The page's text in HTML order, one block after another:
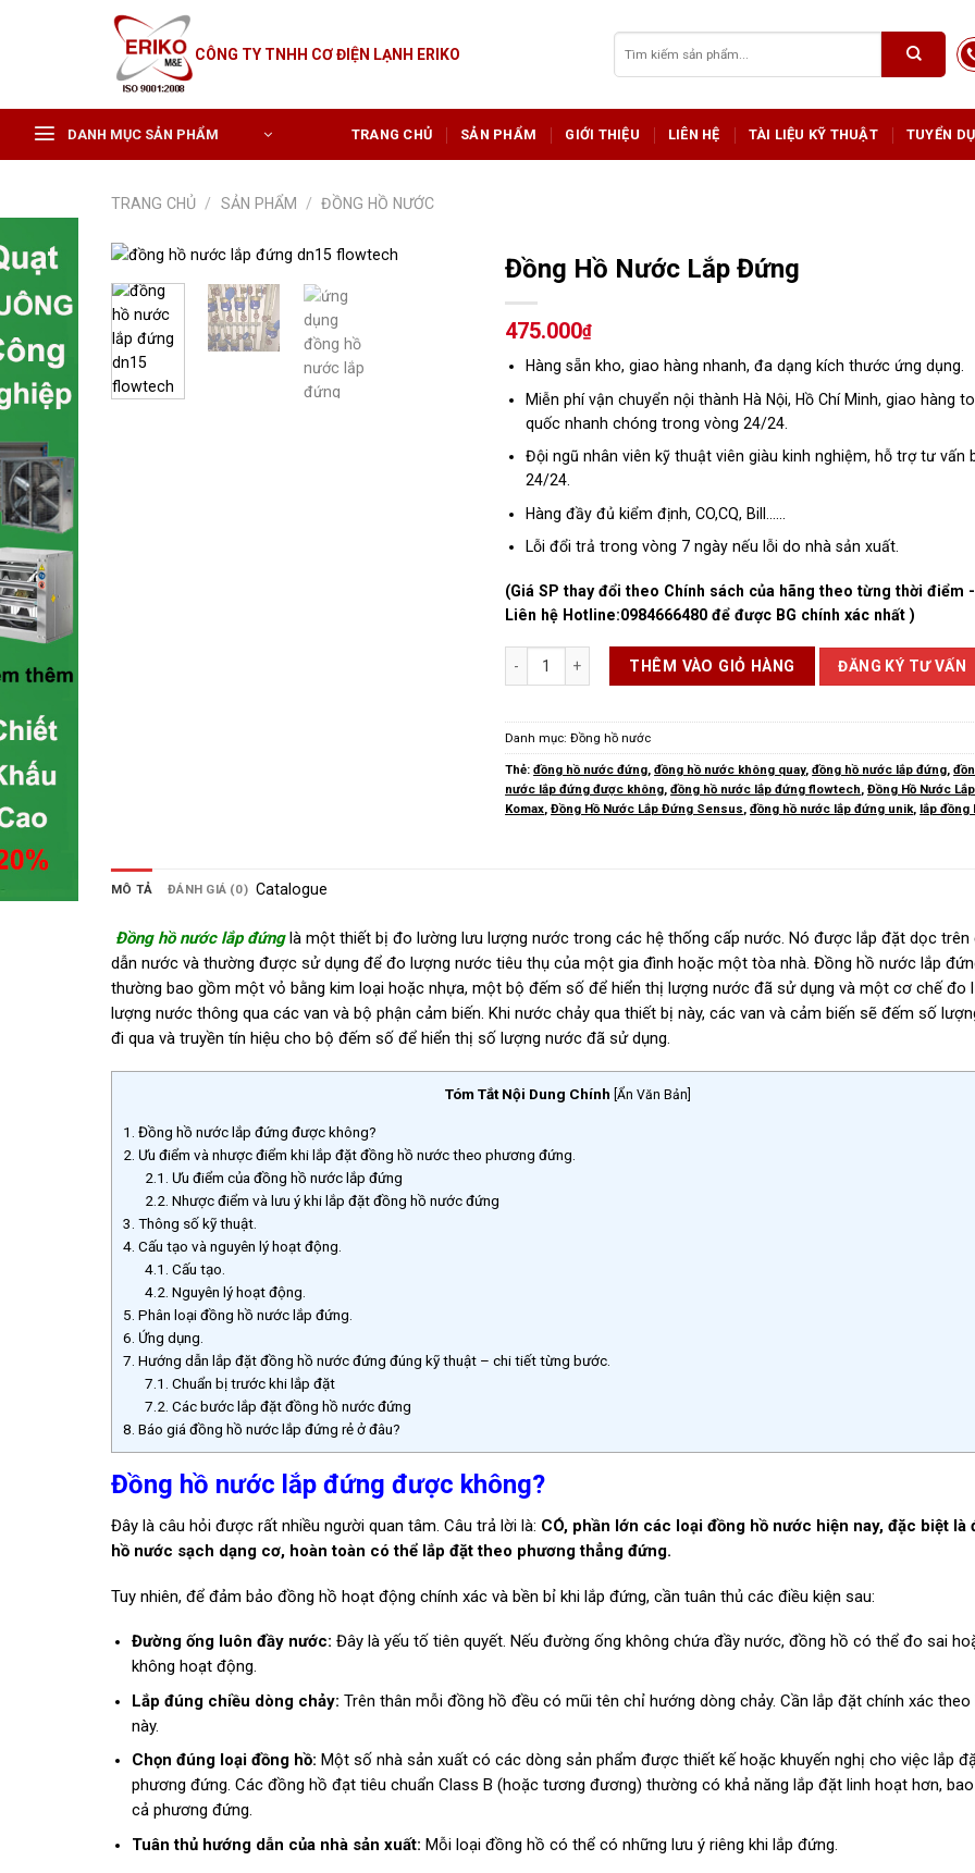
CÔNG TY TNHH CƠ ĐIỆN LẠNH ERIKO
kiếm:
DANH MỤC SẢN PHẨM TRANG CHỦ SẢN PHẨM GIỚI THIỆU LIÊN HỆ TÀI LIỆU KỸ THUẬT TUYỂN
TRANG CHỦ / SẢN PHẨM / ĐỒNG HỒ NƯỚC
Đồng Hồ Nước Lắp Đứng
475.000₫
Hàng sẵn kho, giao hàng nhanh, đa dạng kích thước ứng dụng.
Miễn phí vận chuyển nội thành Hà Nội, Hồ Chí Minh, giao hàng
quốc nhanh chóng trong vòng 24/24.
Đội ngũ nhân viên kỹ thuật viên giàu kinh nghiệm, hỗ trợ tư vấn
24/24.
Hàng đầy đủ kiểm định, CO,CQ, Bill……
Lỗi đổi trả trong vòng 7 ngày nếu lỗi do nhà sản xuất.
(Giá SP thay đổi theo Chính sách của hãng theo từng thời điểm
Liên hệ Hotline:0984666480 để được BG chính xác nhất )
Đồng Hồ Nước Lắp Đứng số lượng
THÊM VÀO GIỎ HÀNG ĐĂNG KÝ TƯ VẤN
Danh mục:Đồng hồ nước
Thẻ:đồng hồ nước đứng,đồng hồ nước không quay,đồng hồ nước lắp đứng,
nước lắp đứng được không,đồng hồ nước lắp đứng flowtech,Đồng Hồ Nước
Komax,Đồng Hồ Nước Lắp Đứng Sensus,đồng hồ nước lắp đứng unik, lắp đồng
MÔ TẢ ĐÁNH GIÁ (0) Catalogue
Đồng hồ nước lắp đứnglà một thiết bị đo lường lưu lượng nước trong các hệ thống cấp nước. Nó được lắp đặt dọc trên
dẫn nước và thường được sử dụng để đo lượng nước tiêu thụ của một gia đình hoặc một tòa nhà. Đồng hồ nước lắp
thường bao gồm một vỏ bằng kim loại hoặc nhựa, một bộ đếm số để hiển thị lượng nước đã sử dụng và một cơ chế đo
lượng nước thông qua các van và bộ phận cảm biến. Khi nước chảy qua thiết bị này, các van và cảm biến sẽ đếm số
đi qua và truyền tín hiệu cho bộ đếm số để hiển thị số lượng nước đã sử dụng.
Tóm Tắt Nội Dung Chính Ẩn Văn Bản
1. Đồng hồ nước lắp đứng được không?
2. Ưu điểm và nhược điểm khi lắp đặt đồng hồ nước theo phương đứng.
2.1.
Ưu điểm của đồng hồ nước lắp đứng
2.2. Nhược điểm và lưu ý khi lắp đặt đồng hồ nước đứng
3. Thông số kỹ thuật.
4. Cấu tạo và nguyên lý hoạt động.
4.1. Cấu tạo.
4.2. Nguyên lý hoạt động.
5. Phân loại đồng hồ nước lắp đứng.
6. Ứng dụng.
7. Hướng dẫn lắp đặt đồng hồ nước đứng đúng kỹ thuật – chi tiết từng bước.
7.1. Chuẩn bị trước khi lắp đặt
7.2. Các bước lắp đặt đồng hồ nước đứng
8. Báo giá đồng hồ nước lắp đứng rẻ ở đâu?
Đồng hồ nước lắp đứng được không?
Đây là câu hỏi được rất nhiều người quan tâm. Câu trả lời là: CÓ, phần lớn các loại đồng hồ nước hiện nay, đặc biệt là
hồ nước sạch dạng cơ, hoàn toàn có thể lắp đặt theo phương thẳng đứng.
Tuy nhiên, để đảm bảo đồng hồ hoạt động chính xác và bền bỉ khi lắp đứng, cần tuân thủ các điều kiện sau:
Đường ống luôn đầy nước: Đây là yếu tố tiên quyết. Nếu đường ống không chứa đầy nước, đồng hồ có thể đo sai
không hoạt động.
Lắp đúng chiều dòng chảy: Trên thân mỗi đồng hồ đều có mũi tên chỉ hướng dòng chảy. Cần lắp đặt chính xác theo
này.
Chọn đúng loại đồng hồ: Một số nhà sản xuất có các dòng sản phẩm được thiết kế hoặc khuyến nghị cho việc lắp
phương đứng. Các đồng hồ đạt tiêu chuẩn Class B (hoặc tương đương) thường có khả năng lắp đặt linh hoạt hơn,
cả phương đứng.
Tuân thủ hướng dẫn của nhà sản xuất: Mỗi loại đồng hồ có thể có những lưu ý riêng khi lắp đứng.